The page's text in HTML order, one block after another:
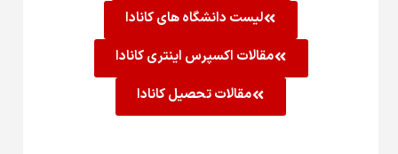
لیست دانشگاه های کانادا
مقالات اکسپرس اینتری کانادا
مقالات تحصیل کانادا